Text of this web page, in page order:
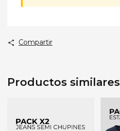
Compartir
Productos similares